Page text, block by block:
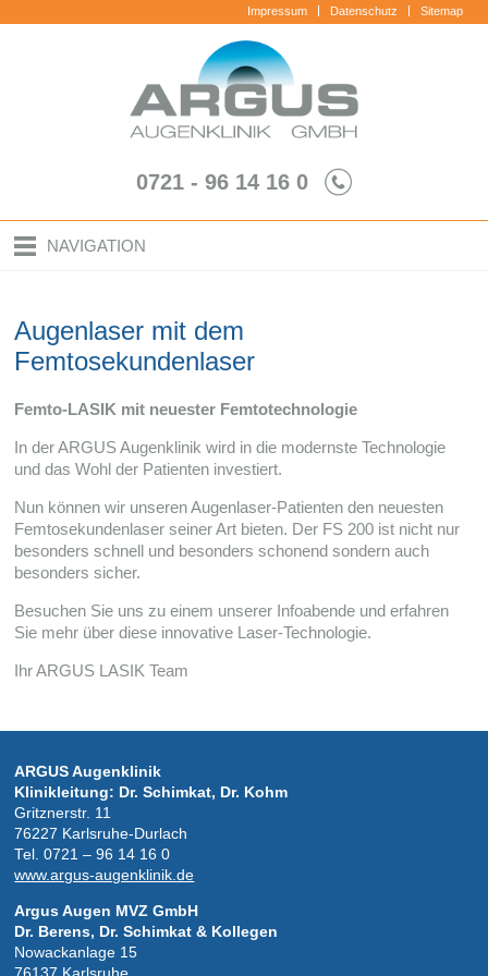
Impressum Datenschutz Sitemap
0721 - 96 14 16 0
NAVIGATION
Augenlaser mit dem
Femtosekundenlaser
Femto-LASIK mit neu­es­ter Femtotechnologie
In der ARGUS Augen­kli­nik wird in die modernste Tech­no­lo­gie
und das Wohl der Pati­en­ten investiert.
Nun kön­nen wir unse­ren Augenlaser-Patienten den neu­es­ten
Fem­to­se­kun­den­la­ser sei­ner Art bie­ten. Der FS 200 ist nicht nur
beson­ders schnell und beson­ders scho­nend son­dern auch
beson­ders sicher.
Besu­chen Sie uns zu einem unse­rer Info­abende und erfah­ren
Sie mehr über diese inno­va­tive Laser-Technologie.
Ihr ARGUS LASIK Team
ARGUS Augen­kli­nik
Kli­nik­lei­tung: Dr. Schimkat, Dr. Kohm
Gritz­ner­str. 11
76227 Karlsruhe-Durlach
Tel. 0721 – 96 14 16 0
www.argus-augenklinik.de
Argus Augen MVZ GmbH
Dr. Berens, Dr. Schimkat & Kollegen
Nowackanlage 15